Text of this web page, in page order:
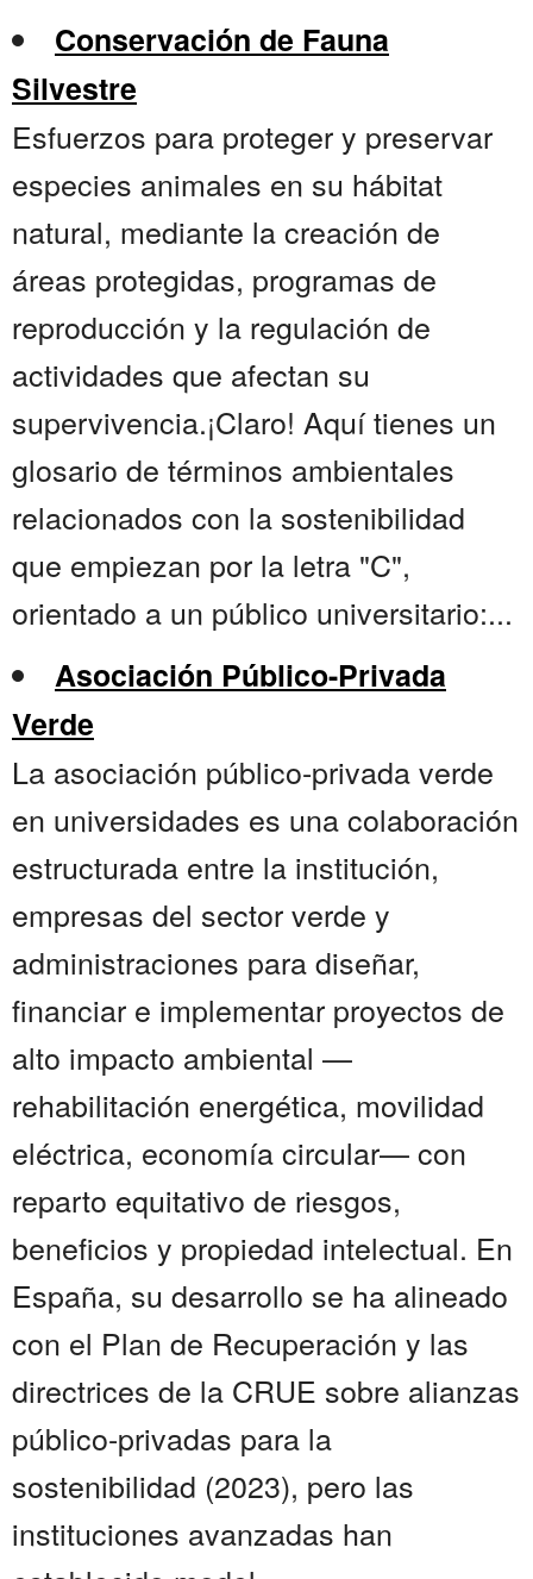
Conservación de Fauna
Silvestre
Esfuerzos para proteger y preservar
especies animales en su hábitat
natural, mediante la creación de
áreas protegidas, programas de
reproducción y la regulación de
actividades que afectan su
supervivencia.¡Claro! Aquí tienes un
glosario de términos ambientales
relacionados con la sostenibilidad
que empiezan por la letra "C",
orientado a un público universitario:...
Asociación Público-Privada
Verde
La asociación público-privada verde
en universidades es una colaboración
estructurada entre la institución,
empresas del sector verde y
administraciones para diseñar,
financiar e implementar proyectos de
alto impacto ambiental —
rehabilitación energética, movilidad
eléctrica, economía circular— con
reparto equitativo de riesgos,
beneficios y propiedad intelectual. En
España, su desarrollo se ha alineado
con el Plan de Recuperación y las
directrices de la CRUE sobre alianzas
público-privadas para la
sostenibilidad (2023), pero las
instituciones avanzadas han